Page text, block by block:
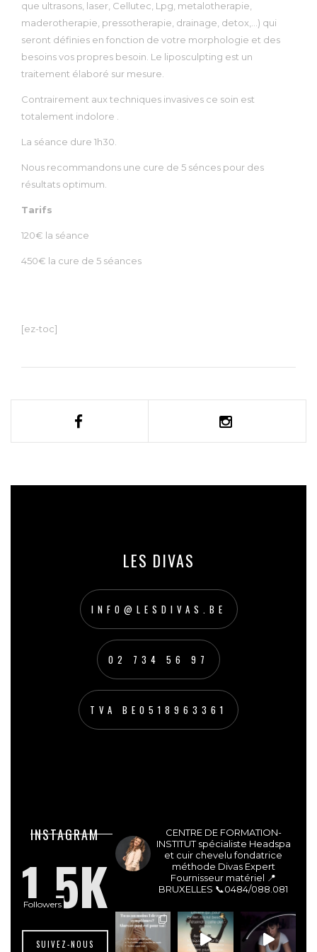
que ultrasons, laser, Cellutec, Lpg, metalotherapie,
maderotherapie, pressotherapie, drainage, detox,…) qui
seront définies en fonction de votre morphologie et des
besoins vos propres besoin. Le liposculpting est un
traitement élaboré sur mesure.
Contrairement aux techniques invasives ce soin est
totalement indolore .
La séance dure 1h30.
Nous recommandons une cure de 5 sénces pour des
résultats optimum.
Tarifs
120€ la séance
450€ la cure de 5 séances
[ez-toc]
LES DIVAS
INFO@LESDIVAS.BE
02 734 56 97
TVA BE0518963361
INSTAGRAM
1.5K
Followers
SUIVEZ-NOUS
CENTRE DE FORMATION-
INSTITUT spécialiste Headspa
et cuir chevelu fondatrice
méthode Divas Expert
Fournisseur matériel 📍
BRUXELLES 📞0484/088.081